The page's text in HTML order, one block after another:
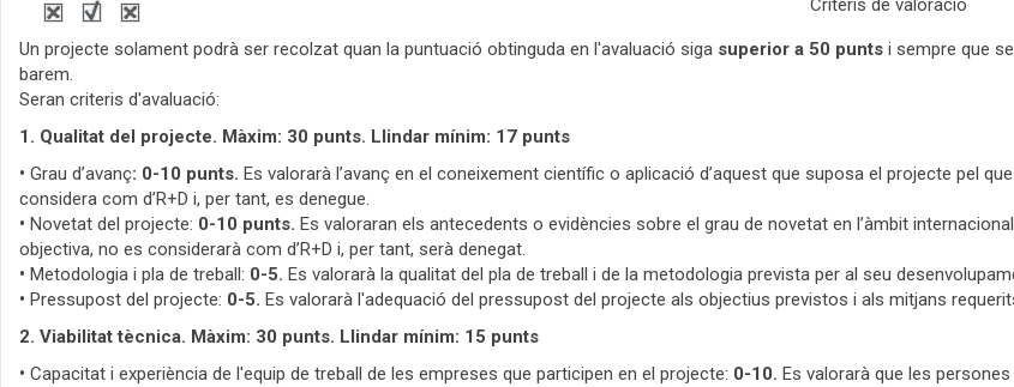
Criteris de valoració
Un projecte solament podrà ser recolzat quan la puntuació obtinguda en l'avaluació siga superior a 50 punts i sempre que
barem.
Seran criteris d'avaluació:
1. Qualitat del projecte. Màxim: 30 punts. Llindar mínim: 17 punts
• Grau d’avanç: 0-10 punts. Es valorarà l’avanç en el coneixement científic o aplicació d’aquest que suposa el projecte pel
considera com d’R+D i, per tant, es denegue.
• Novetat del projecte: 0-10 punts. Es valoraran els antecedents o evidències sobre el grau de novetat en l’àmbit
objectiva, no es considerarà com d’R+D i, per tant, serà denegat.
• Metodologia i pla de treball: 0-5. Es valorarà la qualitat del pla de treball i de la metodologia prevista per al seu
• Pressupost del projecte: 0-5. Es valorarà l'adequació del pressupost del projecte als objectius previstos i als mitjans
2. Viabilitat tècnica. Màxim: 30 punts. Llindar mínim: 15 punts
• Capacitat i experiència de l'equip de treball de les empreses que participen en el projecte: 0-10. Es valorarà que les